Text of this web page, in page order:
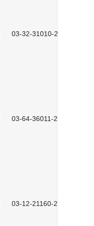
03-32-31010-2606
03-64-36011-2603
03-12-21160-2601